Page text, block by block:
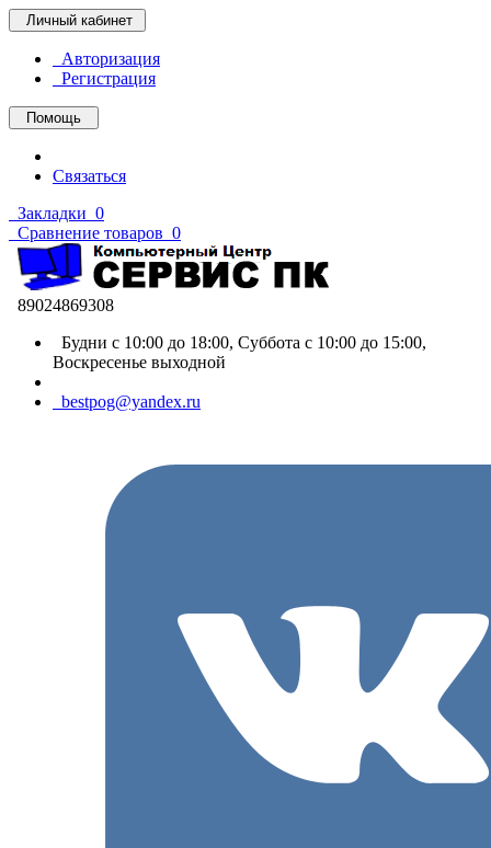
Личный кабинет
Авторизация
Регистрация
Помощь
Связаться
Закладки 0
Сравнение товаров 0
89024869308
Будни с 10:00 до 18:00, Суббота с 10:00 до 15:00,
Воскресенье выходной
bestpog@yandex.ru